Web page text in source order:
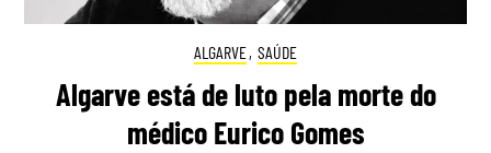
ALGARVE, SAÚDE
Algarve está de luto pela morte do
médico Eurico Gomes